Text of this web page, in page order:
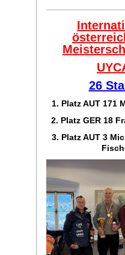
26
1. Platz AUT 171
2. Platz GER 18
3. Platz AUT 3